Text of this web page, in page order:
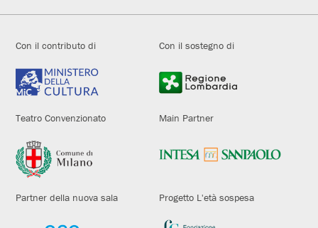
Con il contributo di Con il sostegno di
Teatro Convenzionato Main Partner
Partner della nuova sala Progetto L'età sospesa